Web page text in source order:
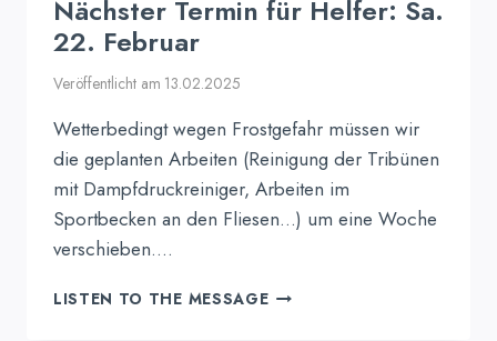
Nächster Termin für Helfer: Sa.
22. Februar
Veröffentlicht am 13.02.2025
Wetterbedingt wegen Frostgefahr müssen wir
die geplanten Arbeiten (Reinigung der Tribünen
mit Dampfdruckreiniger, Arbeiten im
Sportbecken an den Fliesen…) um eine Woche
verschieben….
LISTEN TO THE MESSAGENÄCHSTER